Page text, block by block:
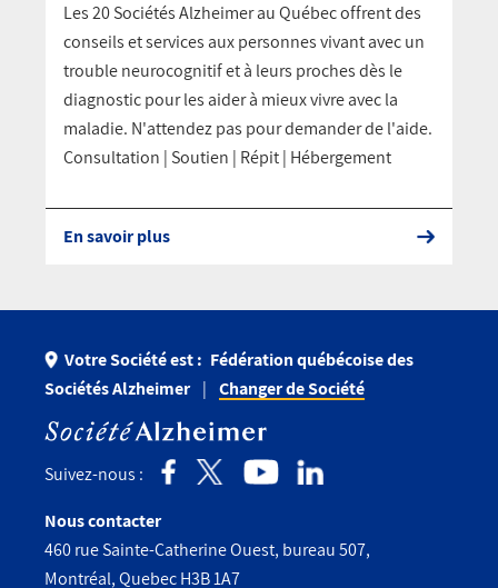
Les 20 Sociétés Alzheimer au Québec offrent des
conseils et services aux personnes vivant avec un
trouble neurocognitif et à leurs proches dès le
diagnostic pour les aider à mieux vivre avec la
maladie. N'attendez pas pour demander de l'aide.
Consultation | Soutien | Répit | Hébergement
En savoir plus
Votre Société est : Fédération québécoise des
Sociétés Alzheimer
Changer de Société
Suivez-nous :
Nous contacter
460 rue Sainte-Catherine Ouest, bureau 507,
Montréal, Quebec H3B 1A7